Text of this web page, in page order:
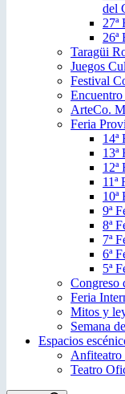
del
27ª
26ª
Taragüi
Juegos
Festival
ArteCo.
Feria
14ª
13ª
12ª
11ª
10ª
9ª
8ª
7ª
6ª
5ª
Congreso
Feria
Mitos y
Semana
Espacios
Anfiteatro
Teatro